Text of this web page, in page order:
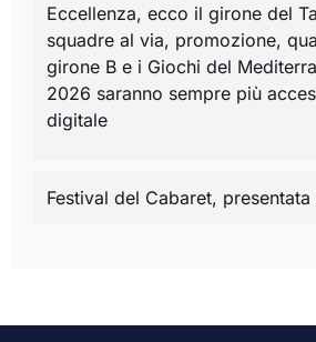
Eccellenza, ecco il girone del
squadre al via, promozione,
girone B e i Giochi del
2026 saranno sempre più
digitale
Festival del Cabaret,